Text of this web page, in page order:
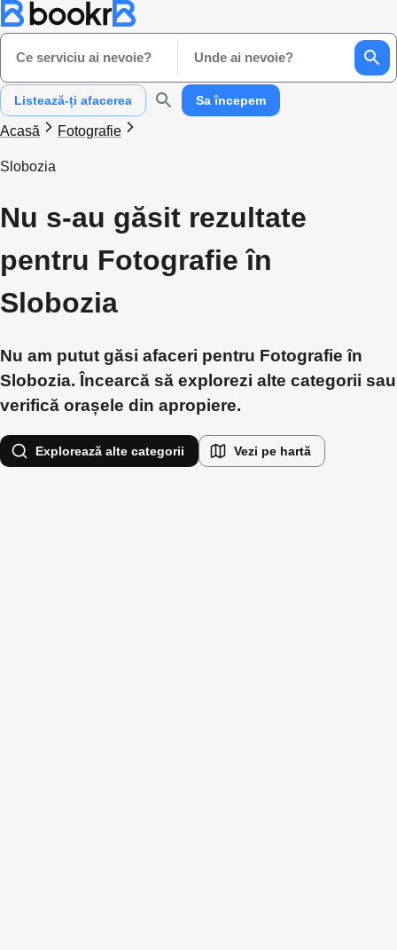
Ce serviciu ai nevoie? Unde ai nevoie?
Listează-ți afacerea Sa începem
Acasă Fotografie
Slobozia
Nu s-au găsit rezultate
pentru Fotografie în
Slobozia
Nu am putut găsi afaceri pentru Fotografie în
Slobozia. Încearcă să explorezi alte categorii sau
verifică orașele din apropiere.
Explorează alte categorii Vezi pe hartă